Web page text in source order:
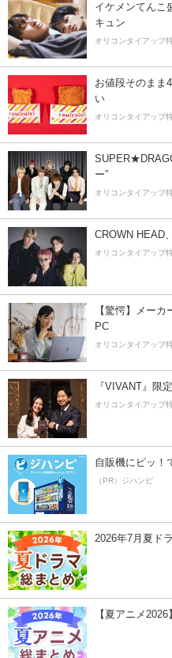
イケメンてんこ
キュン
オリコンタイアップ
お値段そのまま
い
オリコンタイアップ
ー”
オリコンタイアップ
CROWN HEAD
オリコンタイアップ
【驚愕】メー
PC
オリコンタイアップ
『VIVANT』限
オリコンタイアップ
自販機にピッ！
（PR）ジハンピ
2026年7月夏ド
【夏アニメ